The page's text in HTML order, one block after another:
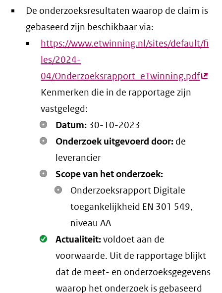
De onderzoeksresultaten waarop de claim is
gebaseerd zijn beschikbaar via:
https://www.etwinning.nl/sites/default/fi
les/2024-
04/Onderzoeksrapport_eTwinning.pdf
Kenmerken die in de rapportage zijn
vastgelegd:
Datum: 30-10-2023
Onderzoek uitgevoerd door: de
leverancier
Scope van het onderzoek:
Onderzoeksrapport Digitale
toegankelijkheid EN 301 549,
niveau AA
Oké.
Actualiteit:voldoet aan de
voorwaarde. Uit de rapportage blijkt
dat de meet- en onderzoeksgegevens
waarop het onderzoek is gebaseerd